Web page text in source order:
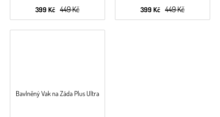
449 Kč
399 Kč
449 Kč
399 Kč
Bavlněný Vak na Záda Plus Ultra